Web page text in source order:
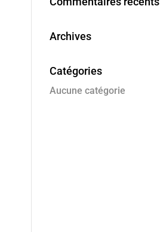
Archives
Catégories
Aucune catégorie